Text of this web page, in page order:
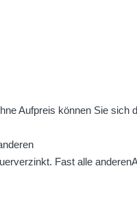
Aufpreis können Sie sich
Fast alle